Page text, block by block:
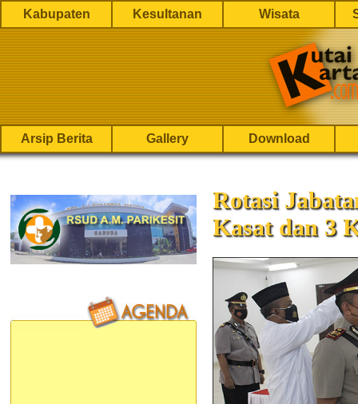
Kabupaten Kesultanan Wisata
Arsip Berita Gallery Download
Rotasi
Kasat dan 3